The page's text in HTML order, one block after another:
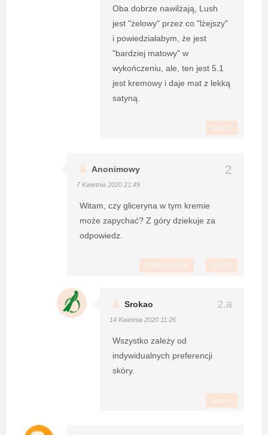
Oba dobrze nawilżają, Lush
jest "żelowy" przez co "lżejszy"
i powiedziałabym, że jest
"bardziej matowy" w
wykończeniu, ale, ten jest 5.1
jest kremowy i daje mat z lekką
satyną.
Usuń
Anonimowy
7 Kwietnia 2020 21:49
Witam, czy gliceryna w tym kremie
może zapychać? Z góry dziekuje za
odpowiedz.
Odpowiedz Usuń
Srokao
14 Kwietnia 2020 11:26
Wszystko zależy od
indywidualnych preferencji
skóry.
Usuń